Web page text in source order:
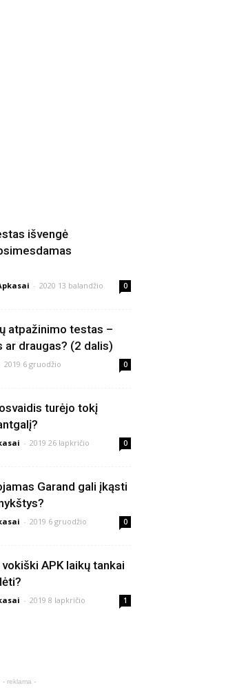
išvengė
- 2020 13 balandžio 0
atpažinimo testas –
draugas? (2 dalis)
2019 6 gruodžio 0
turėjo tokį
- 2019 26 lapkričio 0
Garand gali įkąsti
- 2019 6 gruodžio 0
APK laikų tankai
- 2019 8 lapkričio 1
- reklama -